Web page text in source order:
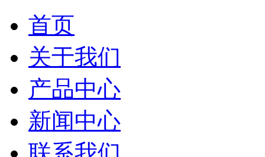
首页
关于我们
产品中心
新闻中心